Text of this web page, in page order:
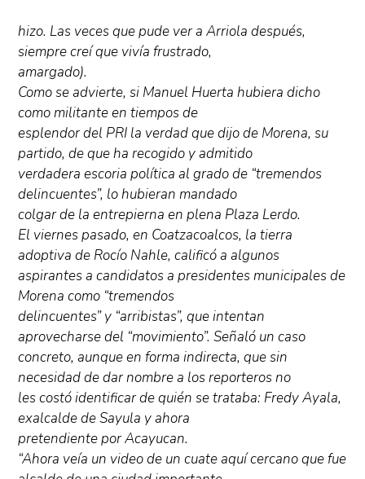
hizo. Las veces que pude ver a Arriola después,
siempre creí que vivía frustrado,
amargado).
Como se advierte, si Manuel Huerta hubiera dicho
como militante en tiempos de
esplendor del PRI la verdad que dijo de Morena, su
partido, de que ha recogido y admitido
verdadera escoria política al grado de “tremendos
delincuentes”, lo hubieran mandado
colgar de la entrepierna en plena Plaza Lerdo.
El viernes pasado, en Coatzacoalcos, la tierra
adoptiva de Rocío Nahle, calificó a algunos
aspirantes a candidatos a presidentes municipales de
Morena como “tremendos
delincuentes” y “arribistas”, que intentan
aprovecharse del “movimiento”. Señaló un caso
concreto, aunque en forma indirecta, que sin
necesidad de dar nombre a los reporteros no
les costó identificar de quién se trataba: Fredy Ayala,
exalcalde de Sayula y ahora
pretendiente por Acayucan.
“Ahora veía un video de un cuate aquí cercano que fue